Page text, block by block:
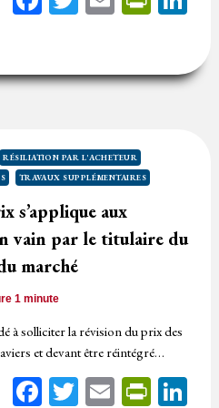
RÉSILIATION PAR L'ACHETEUR
TRAVAUX SUPPLÉMENTAIRES
s’applique aux
vain par le titulaire du
marché
1 minute
à solliciter la révision du prix des
et devant être réintégré…
Facebook
Twitter
Email